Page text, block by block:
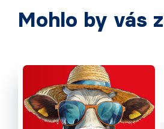
Mohlo by vás